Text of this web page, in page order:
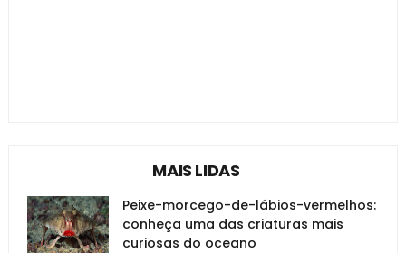
MAIS LIDAS
Peixe-morcego-de-lábios-vermelhos:
conheça uma das criaturas mais
curiosas do oceano